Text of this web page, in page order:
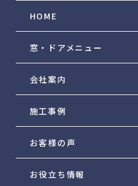
HOME
窓・ドアメニュー
会社案内
施工事例
お客様の声
お役立ち情報